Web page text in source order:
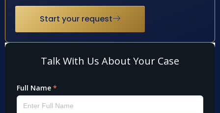
Start your request